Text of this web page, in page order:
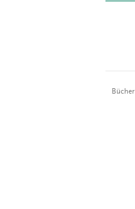
Bücher